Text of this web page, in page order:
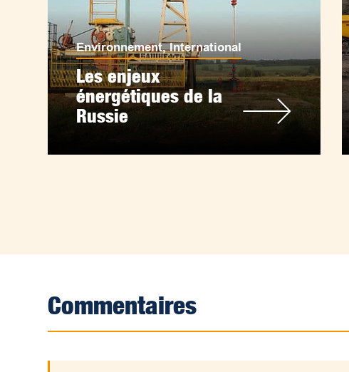
Environnement,International
Les enjeux
énergétiques de la
Russie
Commentaires